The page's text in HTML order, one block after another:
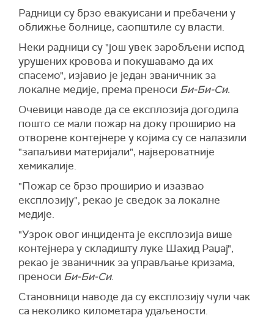
Радници су брзо евакуисани и пребачени у
оближње болнице, саопштиле су власти.
Неки радници су "још увек заробљени испод
урушених кровова и покушавамо да их
спасемо", изјавио је један званичник за
локалне медије, према преноси Би-Би-Си.
Очевици наводе да се експлозија догодила
пошто се мали пожар на доку проширио на
отворене контејнере у којима су се налазили
"запаљиви материјали", највероватније
хемикалије.
"Пожар се брзо проширио и изазвао
експлозију", рекао је сведок за локалне
медије.
"Узрок овог инцидента је експлозија више
контејнера у складишту луке Шахид Раџај",
рекао је званичник за управљање кризама,
преноси Би-Би-Си.
Становници наводе да су експлозију чули чак
са неколико километара удаљености.